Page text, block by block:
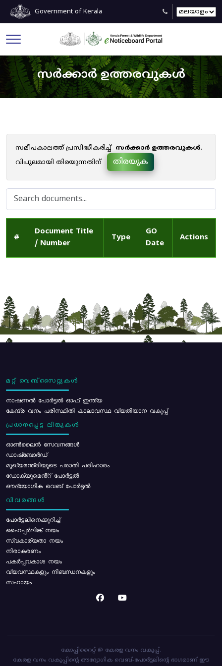
Government of Kerala
സർക്കാർ ഉത്തരവുകൾ
സമീപകാലത്ത് പ്രസിദ്ധീകരിച്ച് സർക്കാർ ഉത്തരവുകൾ.
വിപുലമായി തിരയുന്നതിന്
തിരയുക
#
Document Title
/ Number
Type
GO
Date
Actions
മറ്റ് വെബ്സൈറ്റുകൾ
നാഷണൽ പോർട്ടൽ ഓഫ് ഇന്ത്യ
കേന്ദ്ര വനം പരിസ്ഥിതി കാലാവസ്ഥ വ്യതിയാന വകുപ്പ്
പ്രധാനപ്പെട്ട ലിങ്കുകൾ
ഓൺലൈൻ സേവനങ്ങൾ
ഡാഷ്ബോർഡ്
മുഖ്യമന്ത്രിയുടെ പരാതി പരിഹാരം
ഡോക്യുമെൻ്റ് പോർട്ടൽ
ഔദ്യോഗിക വെബ് പോർട്ടൽ
വിവരങ്ങൾ
പോര്‍ട്ടലിനെക്കുറിച്ച്
ഹൈപ്പർലിങ്ക് നയം
സ്വകാര്യതാ നയം
നിരാകരണം
പകർപ്പവകാശ നയം
വ്യവസ്ഥകളും നിബന്ധനകളും
സഹായം
കോപ്പിറൈറ്റ് @ കേരള വനം വകുപ്പ്.
കേരള വനം വകുപ്പിന്റെ ഔദ്യോഗിക വെബ്-പോർട്ടലിന്റെ ഭാഗമാണ് ഈ